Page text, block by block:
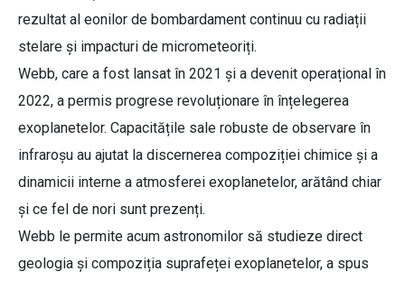
rezultat al eonilor de bombardament continuu cu radiații
stelare și impacturi de micrometeoriți.
Webb, care a fost lansat în 2021 și a devenit operațional în
2022, a permis progrese revoluționare în înțelegerea
exoplanetelor. Capacitățile sale robuste de observare în
infraroșu au ajutat la discernerea compoziției chimice și a
dinamicii interne a atmosferei exoplanetelor, arătând chiar
și ce fel de nori sunt prezenți.
Webb le permite acum astronomilor să studieze direct
geologia și compoziția suprafeței exoplanetelor, a spus